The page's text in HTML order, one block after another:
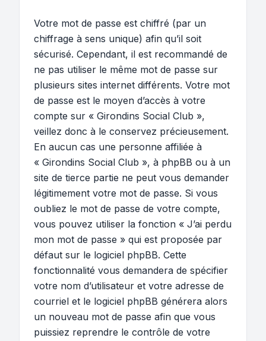
Votre mot de passe est chiffré (par un
chiffrage à sens unique) afin qu’il soit
sécurisé. Cependant, il est recommandé de
ne pas utiliser le même mot de passe sur
plusieurs sites internet différents. Votre mot
de passe est le moyen d’accès à votre
compte sur « Girondins Social Club »,
veillez donc à le conservez précieusement.
En aucun cas une personne affiliée à
« Girondins Social Club », à phpBB ou à un
site de tierce partie ne peut vous demander
légitimement votre mot de passe. Si vous
oubliez le mot de passe de votre compte,
vous pouvez utiliser la fonction « J’ai perdu
mon mot de passe » qui est proposée par
défaut sur le logiciel phpBB. Cette
fonctionnalité vous demandera de spécifier
votre nom d’utilisateur et votre adresse de
courriel et le logiciel phpBB générera alors
un nouveau mot de passe afin que vous
puissiez reprendre le contrôle de votre